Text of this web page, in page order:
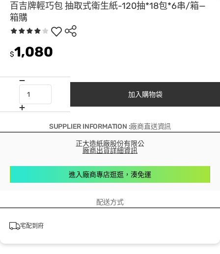
百吉牌輕巧包 抽取式衛生紙-120抽*18包*6串/箱—
箱購
$1,080
加入購物袋
SUPPLIER INFORMATION :廠商直送資訊
正大造紙廠股份有限公
廠商出貨詳細資訊
進入廠商專店逛逛，湊免運
配送方式
宅配到府